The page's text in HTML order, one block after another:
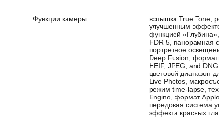
Функции камеры
вспышка True Tone,
улучшенным
функцией
HDR 5, панорамная
портретное
Deep Fusion,
HEIF, JPEG, and
цветовой диапазон
Live Photos,
режим time-lapse,
Engine, формат
передовая система
эффекта красных